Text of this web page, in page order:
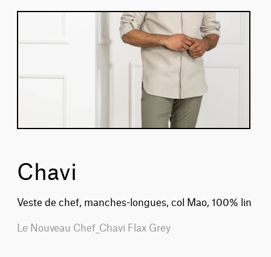
Chavi
Veste de chef, manches-longues, col Mao, 100% lin
Le Nouveau Chef_Chavi Flax Grey